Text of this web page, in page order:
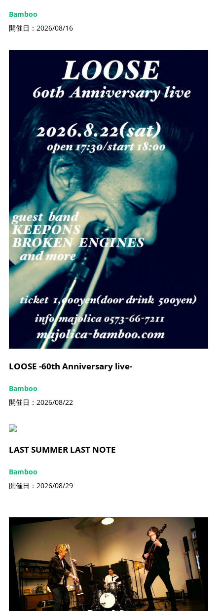
Bamboo
開催日：2026/08/16
LOOSE -60th Anniversary live-
Bamboo
開催日：2026/08/22
LAST SUMMER LAST NOTE
Bamboo
開催日：2026/08/29